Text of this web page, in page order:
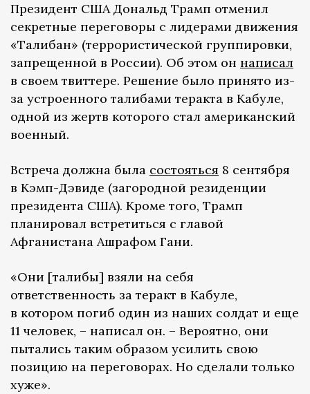
Президент США Дональд Трамп отменил
секретные переговоры с лидерами движения
«Талибан» (террористической группировки,
запрещенной в России). Об этом он написал
в своем твиттере. Решение было принято из-
за устроенного талибами теракта в Кабуле,
одной из жертв которого стал американский
военный.
Встреча должна была состояться 8 сентября
в Кэмп-Дэвиде (загородной резиденции
президента США). Кроме того, Трамп
планировал встретиться с главой
Афганистана Ашрафом Гани.
«Они [талибы] взяли на себя
ответственность за теракт в Кабуле,
в котором погиб один из наших солдат и еще
11 человек, – написал он. – Вероятно, они
пытались таким образом усилить свою
позицию на переговорах. Но сделали только
хуже».